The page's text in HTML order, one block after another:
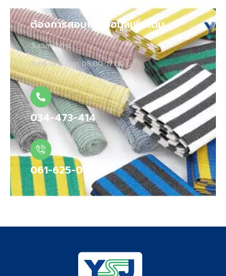
ต้องการสอบถามข้อมูลเพิ่มเติม
วันเวลาทำการ :
จันทร์-เสาร์ เวลา 08.00-17.00 น.
034-473-414
061-625-0958